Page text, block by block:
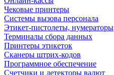
Чековые принтеры
Системы вызова персонала
Этикет-пистолеты, нумераторы
Терминалы сбора данных
Принтеры этикеток
Сканеры штрих-кодов
Программное обеспечение
Счетчики и детекторы валют